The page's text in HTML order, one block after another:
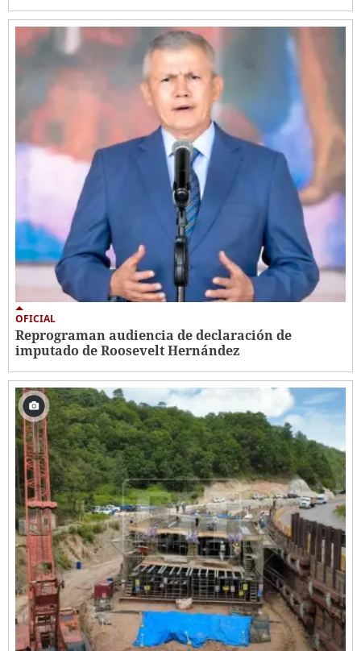
OFICIAL
Reprograman audiencia de declaración de
imputado de Roosevelt Hernández